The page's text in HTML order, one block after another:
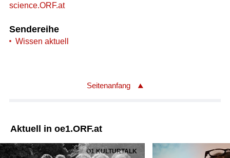
science.ORF.at
Sendereihe
Wissen aktuell
Seitenanfang
Aktuell in oe1.ORF.at
Ö1 KULTURTALK